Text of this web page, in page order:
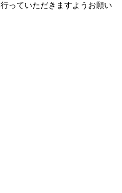
っていただきますようお願い